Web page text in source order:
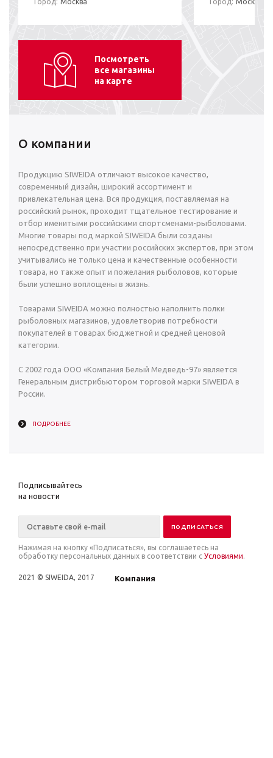
Посмотреть
все магазины
на карте
О компании
Продукцию SIWEIDA отличают высокое качество,
современный дизайн, широкий ассортимент и
привлекательная цена. Вся продукция, поставляемая на
российский рынок, проходит тщательное тестирование и
отбор именитыми российскими спортсменами-рыболовами.
Многие товары под маркой SIWEIDA были созданы
непосредственно при участии российских экспертов, при этом
учитывались не только цена и качественные особенности
товара, но также опыт и пожелания рыболовов, которые
были успешно воплощены в жизнь.
Товарами SIWEIDA можно полностью наполнить полки
рыболовных магазинов, удовлетворив потребности
покупателей в товарах бюджетной и средней ценовой
категории.
С 2002 года ООО «Компания Белый Медведь-97» является
Генеральным дистрибьютором торговой марки SIWEIDA в
России.
ПОДРОБНЕЕ
Подписывайтесь
на новости
Нажимая на кнопку «Подписаться», вы соглашаетесь на
обработку персональных данных в соответствии с Условиями.
2021 © SIWEIDA, 2017 Компания